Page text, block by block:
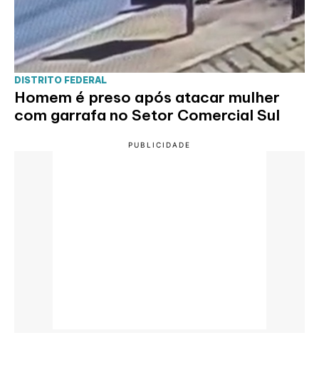
DISTRITO FEDERAL
Homem é preso após atacar mulher
com garrafa no Setor Comercial Sul